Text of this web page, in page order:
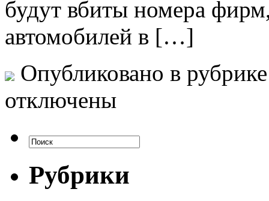
будут вбиты номера
автомобилей в […]
Опубликовано в
отключены
Рубрики